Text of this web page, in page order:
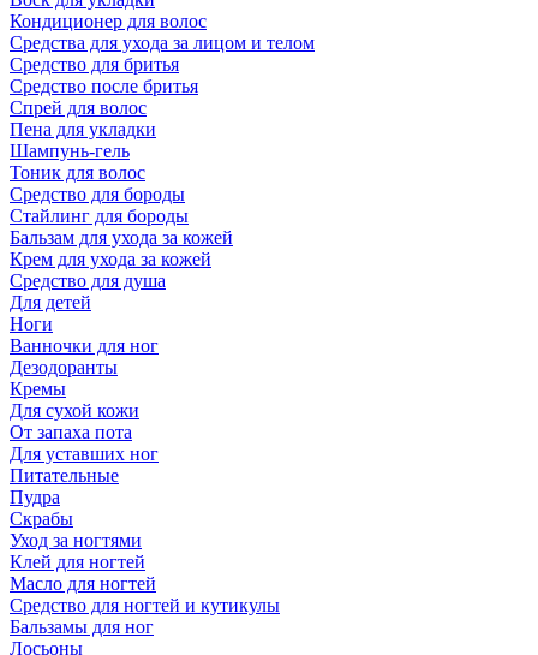
Кондиционер для волос
Средства для ухода за лицом и телом
Средство для бритья
Средство после бритья
Спрей для волос
Пена для укладки
Шампунь-гель
Тоник для волос
Средство для бороды
Стайлинг для бороды
Бальзам для ухода за кожей
Крем для ухода за кожей
Средство для душа
Для детей
Ноги
Ванночки для ног
Дезодоранты
Кремы
Для сухой кожи
От запаха пота
Для уставших ног
Питательные
Пудра
Скрабы
Уход за ногтями
Клей для ногтей
Масло для ногтей
Средство для ногтей и кутикулы
Бальзамы для ног
Лосьоны